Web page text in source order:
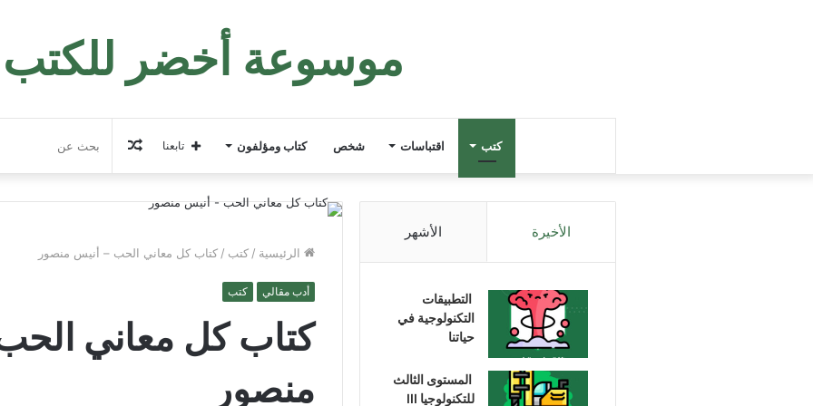
موسوعة أخضر للكتب
كتب اقتباسات شخص كتاب ومؤلفون مقال
عشوائي
تابعنا
الرئيسية / كتب / كتاب كل معاني الحب – أنيس منصور
أدب مقالي كتب
كتاب كل معاني
منصور
الأخيرة الأشهر
التطبيقات
التكنولوجية في
حياتنا
المستوى الثالث
للتكنولوجيا III